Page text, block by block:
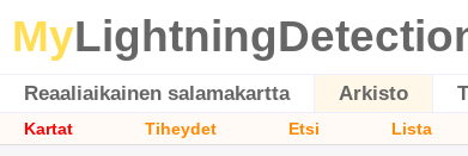
My
Reaaliaikainen salamakartta Arkisto
Kartat Tiheydet Etsi Lista